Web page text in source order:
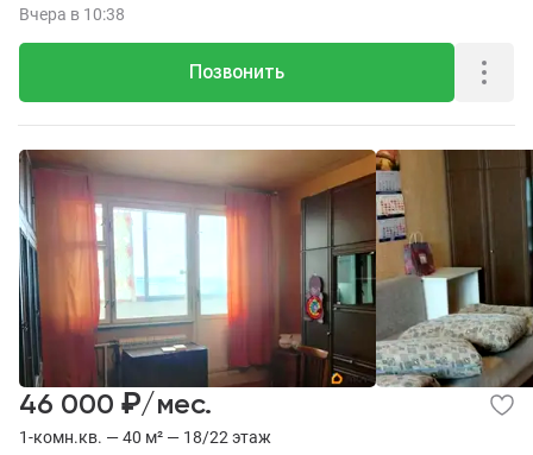
Позвонить
Вчера в 10:38
1-комн.кв. — 40 м² — 18/22 этаж
46 000 ₽/мес.